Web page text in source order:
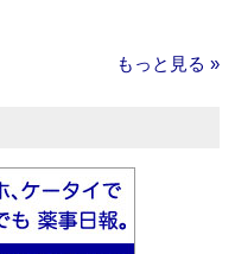
もっと見る »